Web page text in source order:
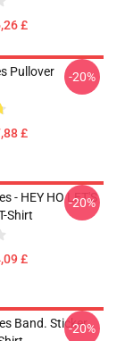
£
Pullover
£
-20%
- HEY HO LET'S
Shirt
£
-20%
Band. Sticker
-20%